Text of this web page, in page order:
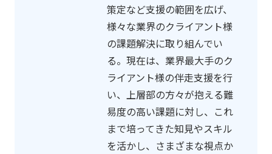
策定など支援の範囲を広げ、
様々な業界のクライアント様
の課題解決に取り組んでい
る。現在は、業界最大手のク
ライアント様の伴走支援を行
い、上層部の方々が抱える難
易度の高い課題に対し、これ
まで培ってきた知見やスキル
を活かし、さまざまな視点か